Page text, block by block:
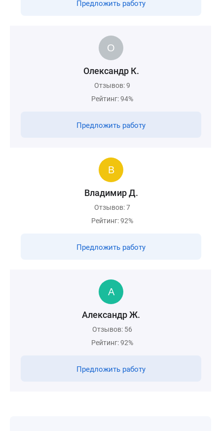
Предложить работу
Олександр К.
Отзывов: 9
Рейтинг: 94%
Предложить работу
Владимир Д.
Отзывов: 7
Рейтинг: 92%
Предложить работу
Александр Ж.
Отзывов: 56
Рейтинг: 92%
Предложить работу